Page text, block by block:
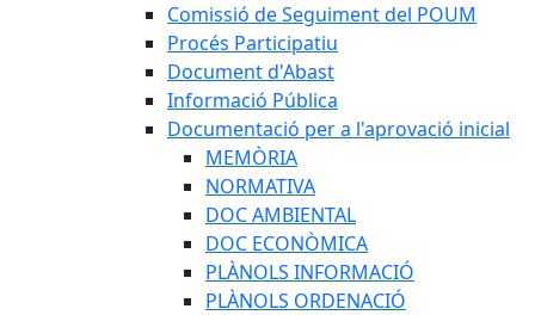
Comissió de Seguiment del POUM
Procés Participatiu
Document d'Abast
Informació Pública
Documentació per a l'aprovació inicial
MEMÒRIA
NORMATIVA
DOC AMBIENTAL
DOC ECONÒMICA
PLÀNOLS INFORMACIÓ
PLÀNOLS ORDENACIÓ